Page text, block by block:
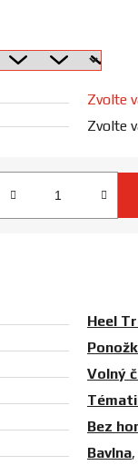
Zvolte
Zvolte
Heel
Volný
Bez
Bavlna,